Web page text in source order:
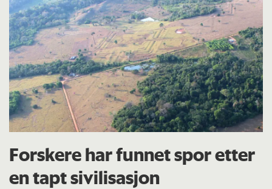
Forskere har funnet spor etter
en tapt sivilisasjon